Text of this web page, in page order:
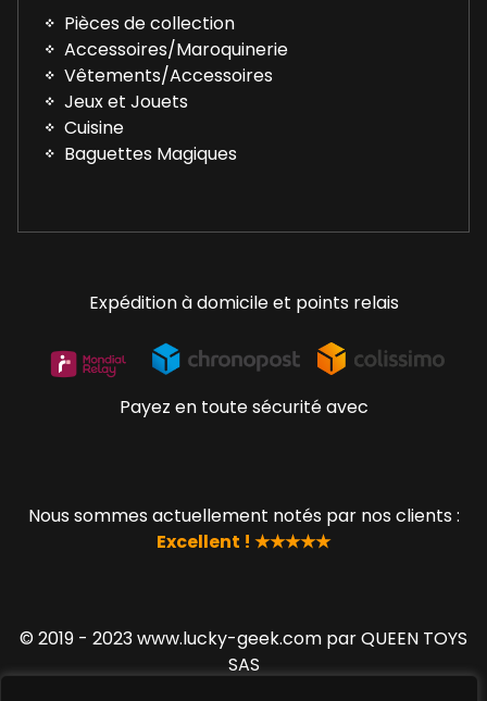
Pièces de collection
Accessoires/Maroquinerie
Vêtements/Accessoires
Jeux et Jouets
Cuisine
Baguettes Magiques
Expédition à domicile et points relais
Payez en toute sécurité avec
Nous sommes actuellement notés par nos clients :
Excellent ! ★★★★★
© 2019 - 2023 www.lucky-geek.com par QUEEN TOYS
SAS